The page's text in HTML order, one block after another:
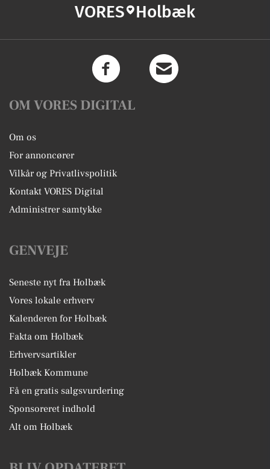
VORES Holbæk
OM VORES DIGITAL
Om os
For annoncører
Vilkår og Privatlivspolitik
Kontakt VORES Digital
Administrer samtykke
GENVEJE
Seneste nyt fra Holbæk
Vores lokale erhverv
Kalenderen for Holbæk
Fakta om Holbæk
Erhvervsartikler
Holbæk Kommune
Få en gratis salgsvurdering
Sponsoreret indhold
Alt om Holbæk